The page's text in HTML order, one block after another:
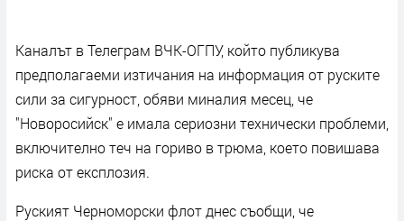
Каналът в Телеграм ВЧК-ОГПУ, който публикува
предполагаеми изтичания на информация от руските
сили за сигурност, обяви миналия месец, че
"Новоросийск" е имала сериозни технически проблеми,
включително теч на гориво в трюма, което повишава
риска от експлозия.
Руският Черноморски флот днес съобщи, че